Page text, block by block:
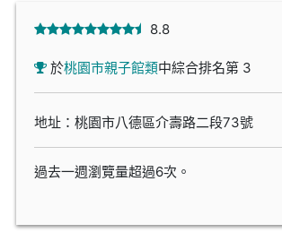
8.8
於桃園市親子館類中綜合排名第 3
地址：桃園市八德區介壽路二段73號
過去一週瀏覽量超過6次。